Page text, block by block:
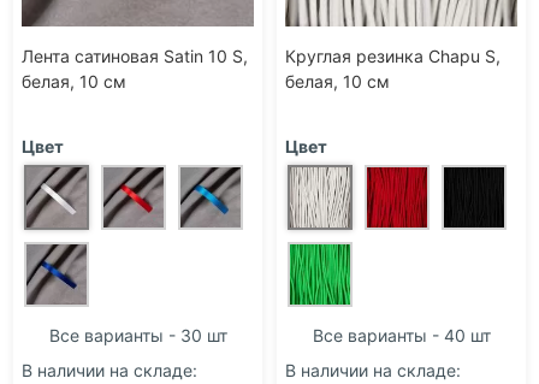
Лента сатиновая Satin 10 S,
белая, 10 см
Цвет
Все варианты - 30 шт
В наличии на складе:
Круглая резинка Chapu S,
белая, 10 см
Цвет
Все варианты - 40 шт
В наличии на складе: